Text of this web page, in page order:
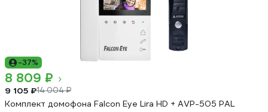
-37%
8 809 ₽
9 105 ₽14 004 ₽
Комплект домофона Falcon Eye Lira HD + AVP-505 PAL